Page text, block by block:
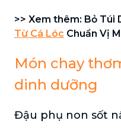
>> Xem thêm: Bỏ Túi
Từ Cá Lóc Chuẩn Vị
Món chay
dinh dưỡng
Đậu phụ non sốt